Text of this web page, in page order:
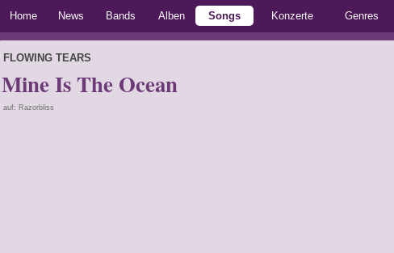
Home News Bands Alben Songs Konzerte Genres
FLOWING TEARS
Mine Is The Ocean
auf: Razorbliss